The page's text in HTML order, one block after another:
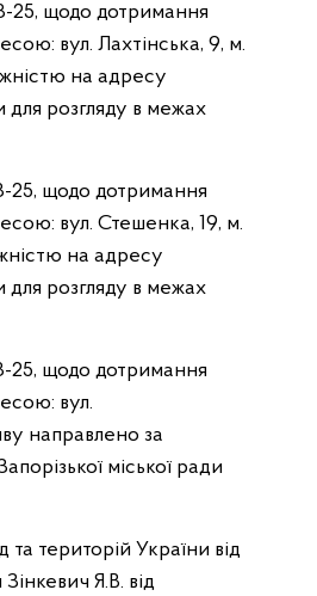
25, щодо дотримання
вул. Лахтінська, 9, м.
на адресу
для розгляду в межах
25, щодо дотримання
вул. Стешенка, 19, м.
на адресу
для розгляду в межах
25, щодо дотримання
вул.
направлено за
міської ради
територій України від
Я.В. від